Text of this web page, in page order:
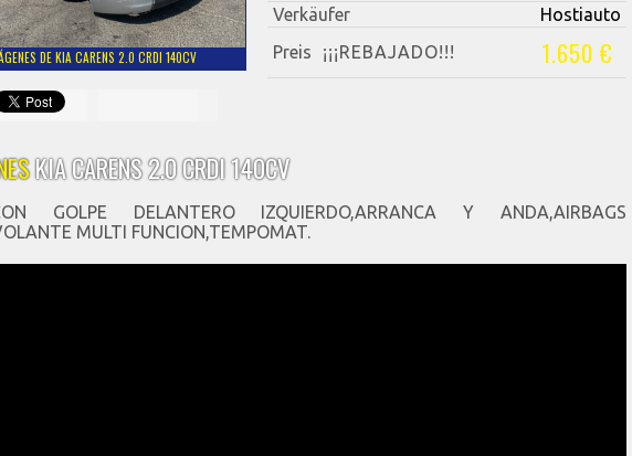
DE KIA CARENS 2.0 CRDI 140CV
Verkäufer
Hostiauto
Preis
¡¡¡REBAJADO!!! 1.650 €
KIA CARENS 2.0 CRDI 140CV
GOLPE DELANTERO IZQUIERDO,ARRANCA Y ANDA,AIRBAGS
MULTI FUNCION,TEMPOMAT.